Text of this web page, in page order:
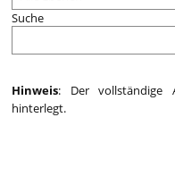
Suche
Hinweis: Der vollständige
hinterlegt.